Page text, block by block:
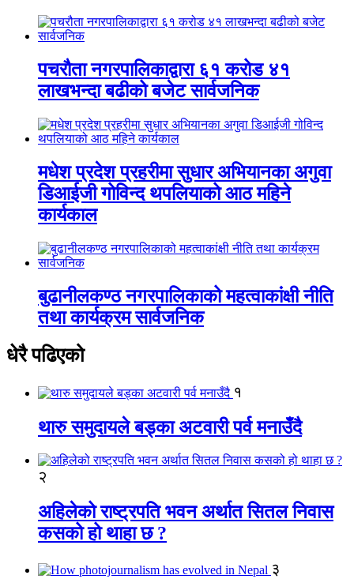
पचरौता नगरपालिकाद्वारा ६१ करोड ४१
लाखभन्दा बढीको बजेट सार्वजनिक
मधेश प्रदेश प्रहरीमा सुधार अभियानका अगुवा
डिआईजी गोविन्द थपलियाको आठ महिने
कार्यकाल
बुढानीलकण्ठ नगरपालिकाको महत्वाकांक्षी नीति
तथा कार्यक्रम सार्वजनिक
धेरै पढिएको
१
थारु समुदायले बड्का अटवारी पर्व मनाउँदै
२
अहिलेको राष्ट्रपति भवन अर्थात सितल निवास
कसको हो थाहा छ ?
३